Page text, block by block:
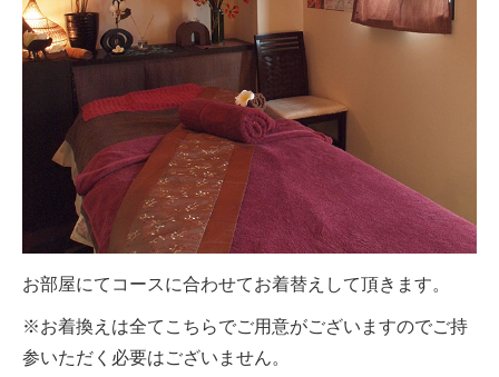
お部屋にてコースに合わせてお着替えして頂きます。
※お着換えは全てこちらでご用意がございますのでご持
参いただく必要はございません。